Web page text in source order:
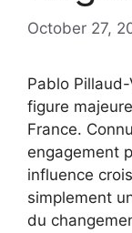
October 27,
Pablo
figure
France.
engagement
influence
simplement
du